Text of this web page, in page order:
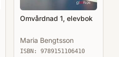
Omvårdnad 1, elevbok
Maria Bengtsson
ISBN: 9789151106410